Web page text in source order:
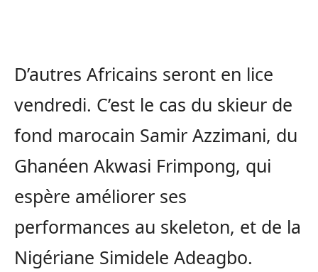
D’autres Africains seront en lice
vendredi. C’est le cas du skieur de
fond marocain Samir Azzimani, du
Ghanéen Akwasi Frimpong, qui
espère améliorer ses
performances au skeleton, et de la
Nigériane Simidele Adeagbo.